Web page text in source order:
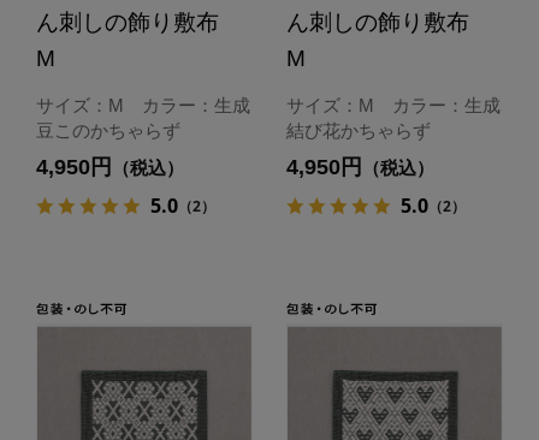
ん刺しの飾り敷布
M
サイズ：M カラー：生成
豆このかちゃらず
4,950円 （税込）
5.0（2）
ん刺しの飾り敷布
M
サイズ：M カラー：生成
結び花かちゃらず
4,950円 （税込）
5.0（2）